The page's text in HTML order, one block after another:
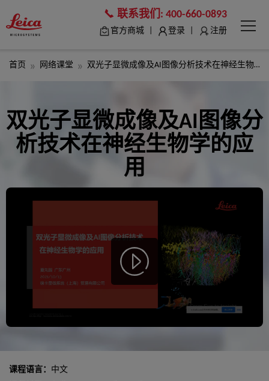
联系我们: 400-660-0893
官方商城 登录 注册
首页 网络课堂 双光子显微成像及AI图像分析技术在神经生物学的应用
双光子显微成像及AI图像分
析技术在神经生物学的应
用
课程语言： 中文